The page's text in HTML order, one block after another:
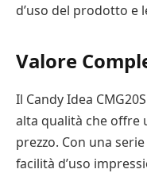
d’uso del prodotto e
Valore
Il Candy Idea
alta qualità che
prezzo. Con una
facilità d’uso